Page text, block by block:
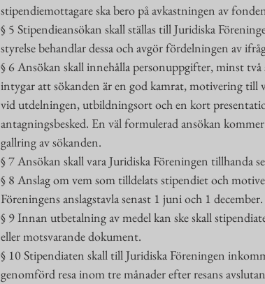
stipendiemottagare ska bero på avkastningen av
§ 5 Stipendieansökan skall ställas till Juridiska
styrelse behandlar dessa och avgör fördelningen av
§ 6 Ansökan skall innehålla personuppgifter, minst
intygar att sökanden är en god kamrat, motivering till
vid utdelningen, utbildningsort och en kort
antagningsbesked. En väl formulerad ansökan
gallring av sökanden.
§ 7 Ansökan skall vara Juridiska Föreningen tillhanda
§ 8 Anslag om vem som tilldelats stipendiet och
Föreningens anslagstavla senast 1 juni och 1 december.
§ 9 Innan utbetalning av medel kan ske skall
eller motsvarande dokument.
§ 10 Stipendiaten skall till Juridiska Föreningen
genomförd resa inom tre månader efter resans